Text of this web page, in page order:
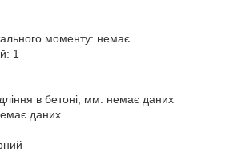
моменту: немає
1
в бетоні, мм: немає даних
даних